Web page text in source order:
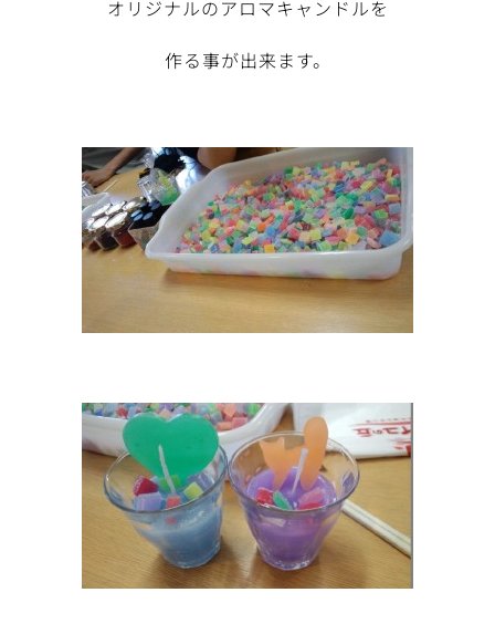
オリジナルのアロマキャンドルを
作る事が出来ます。